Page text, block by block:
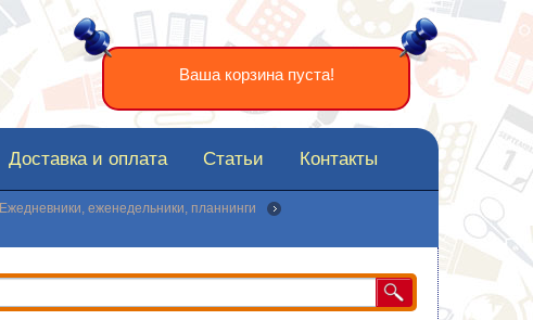
Ваша корзина пуста!
Доставка и оплата Статьи Контакты
Ежедневники, еженедельники, планнинги